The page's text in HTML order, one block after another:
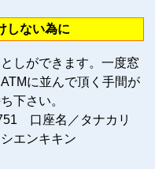
しない為に
しができます。一度窓
に並んで頂く手間が
下さい。
口座名／タナカリ
エンキキン